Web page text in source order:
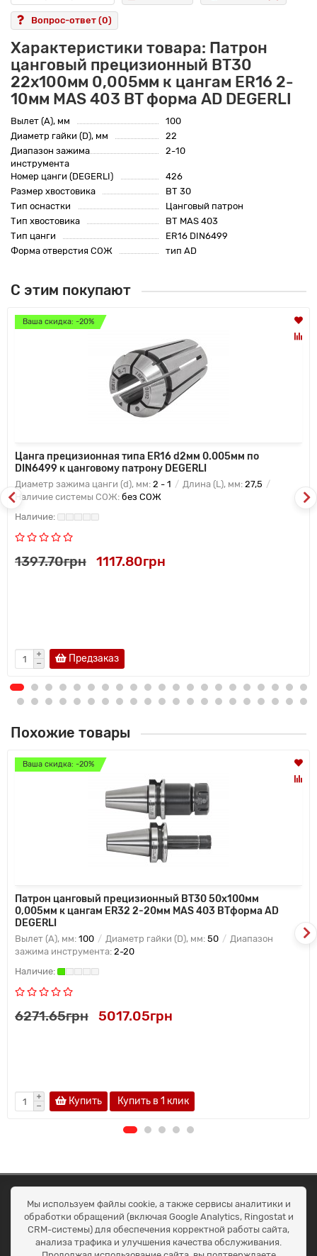
Вопрос-ответ (0)
Характеристики товара: Патрон
цанговый прецизионный BT30
22x100мм 0,005мм к цангам ER16 2-
10мм MAS 403 BT форма AD DEGERLI
Вылет (A), мм
100
Диаметр гайки (D), мм
22
Диапазон зажима
инструмента
2-10
Номер цанги (DEGERLI)
426
Размер хвостовика
BT 30
Тип оснастки
Цанговый патрон
Тип хвостовика
BT MAS 403
Тип цанги
ER16 DIN6499
Форма отверстия СОЖ
тип AD
С этим покупают
Ваша скидка: -20%
Цанга прецизионная типа ER16 d2мм 0.005мм по
DIN6499 к цанговому патрону DEGERLI
Диаметр зажима цанги (d), мм: 2 - 1 Длина (L), мм: 27,5
Наличие системы СОЖ: без СОЖ
1397.70грн 1117.80грн
Предзаказ
Похожие товары
Ваша скидка: -20%
Патрон цанговый прецизионный BT30 50x100мм
0,005мм к цангам ER32 2-20мм MAS 403 BTформа AD
DEGERLI
Вылет (A), мм: 100 Диаметр гайки (D), мм: 50
Диапазон
зажима инструмента: 2-20
6271.65грн 5017.05грн
Купить Купить в 1 клик
ОКЕАН ТРЕЙД
Договір публичної оферти
Доставка та оплата
Наші контакти
Умови повернення
Мы используем файлы cookie, а также сервисы аналитики и
обработки обращений (включая Google Analytics, Ringostat и
CRM-системы) для обеспечения корректной работы сайта,
анализа трафика и улучшения качества обслуживания.